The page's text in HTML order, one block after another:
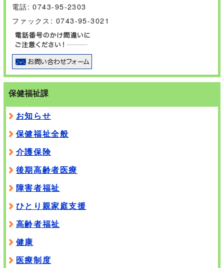
電話: 0743-95-2303
ファックス: 0743-95-3021
保健福祉課
お知らせ
保健福祉全般
介護保険
後期高齢者医療
障害者福祉
ひとり親家庭支援
高齢者福祉
健康
医療制度